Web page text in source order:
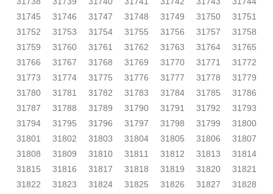
31745
31746 31747 31748 31749 31750
31751
31752
31753 31754 31755 31756 31757
31758
31759
31760 31761 31762 31763 31764
31765
31766
31767 31768 31769 31770 31771
31772
31773
31774 31775 31776 31777 31778
31779
31780
31781 31782 31783 31784 31785
31786
31787
31788 31789 31790 31791 31792
31793
31794
31795 31796 31797 31798 31799
31800
31801
31802 31803 31804 31805 31806
31807
31808
31809 31810 31811 31812 31813
31814
31815
31816 31817 31818 31819 31820
31821
31822
31823 31824 31825 31826 31827
31828